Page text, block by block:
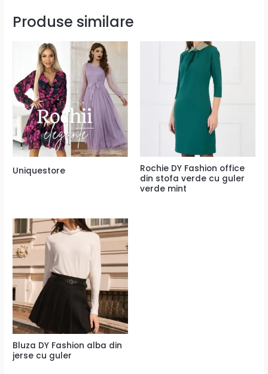
Produse similare
Uniquestore
Rochie DY Fashion office
din stofa verde cu guler
verde mint
Bluza DY Fashion alba din
jerse cu guler